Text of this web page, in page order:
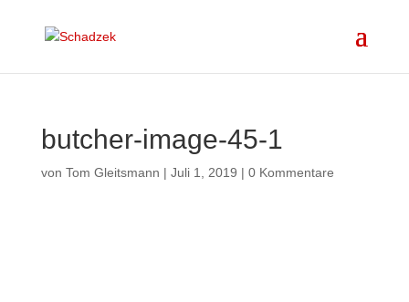
butcher-image-45-1
von Tom Gleitsmann | Juli 1, 2019 | 0 Kommentare